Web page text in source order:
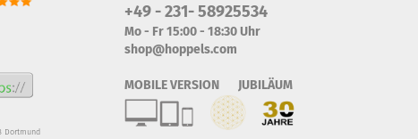
Dortmund
+49 - 231- 58925534
Mo - Fr 15:00 - 18:30 Uhr
shop@hoppels.com
MOBILE VERSION JUBILÄUM